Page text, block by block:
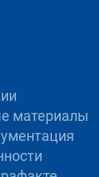
материалы